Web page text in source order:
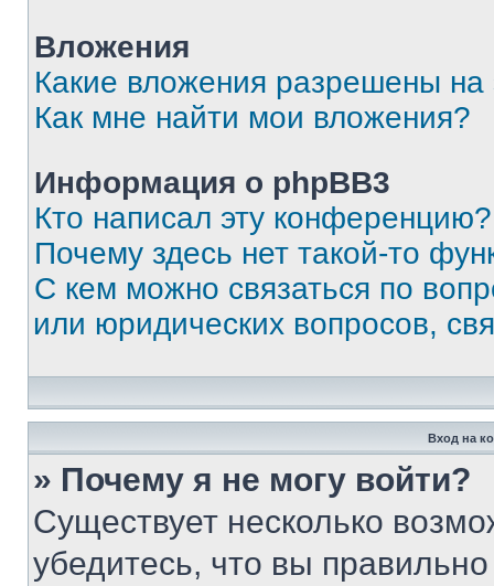
Вложения
Какие вложения разрешены
Как мне найти мои вложения?
Информация о phpBB3
Кто написал эту конференцию?
Почему здесь нет такой-то
С кем можно связаться по
или юридических вопросов,
Вход на
» Почему я не могу войти?
Существует несколько
убедитесь, что вы